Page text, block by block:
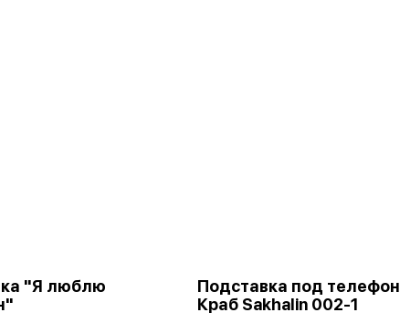
"Я люблю
Подставка под телефон
Краб Sakhalin 002-1